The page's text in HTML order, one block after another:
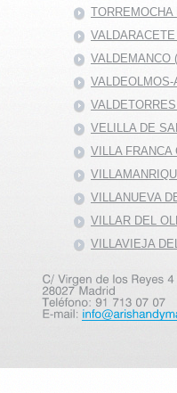
VALDEMANCO
VELILLA DE
VILLA FRANCA
VILLANUEVA
VILLAR DEL
VILLAVIEJA